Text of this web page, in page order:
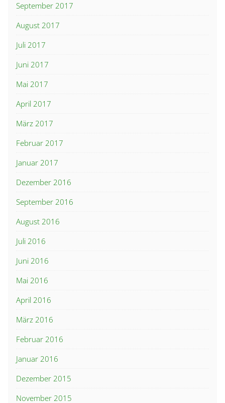
September 2017
August 2017
Juli 2017
Juni 2017
Mai 2017
April 2017
März 2017
Februar 2017
Januar 2017
Dezember 2016
September 2016
August 2016
Juli 2016
Juni 2016
Mai 2016
April 2016
März 2016
Februar 2016
Januar 2016
Dezember 2015
November 2015